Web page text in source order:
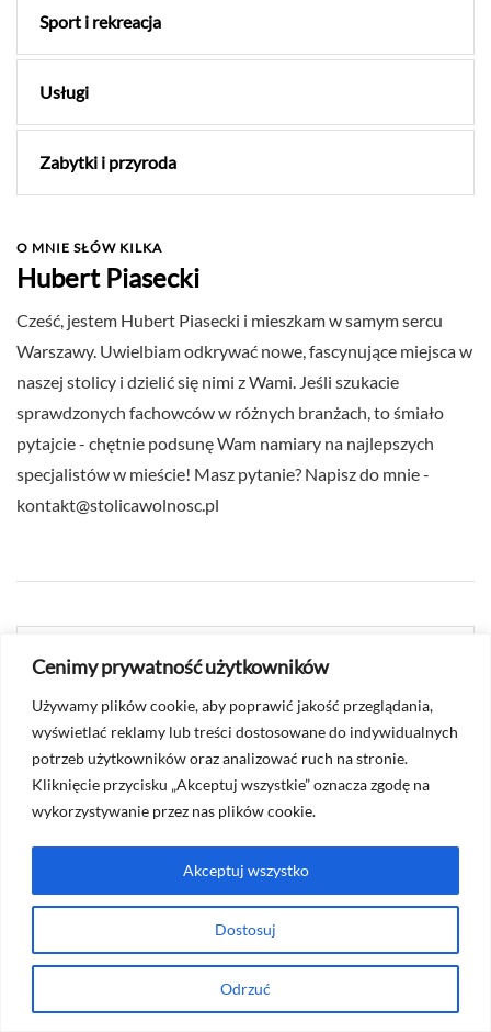
Cenimy prywatność użytkowników
Używamy plików cookie, aby poprawić jakość przeglądania,
wyświetlać reklamy lub treści dostosowane do indywidualnych
potrzeb użytkowników oraz analizować ruch na stronie.
Kliknięcie przycisku „Akceptuj wszystkie” oznacza zgodę na
wykorzystywanie przez nas plików cookie.
Dostosuj
Odrzuć
Akceptuj wszystko
Sport i rekreacja
Usługi
Zabytki i przyroda
O MNIE SŁÓW KILKA
Hubert Piasecki
Cześć, jestem Hubert Piasecki i mieszkam w samym sercu
Warszawy. Uwielbiam odkrywać nowe, fascynujące miejsca w
naszej stolicy i dzielić się nimi z Wami. Jeśli szukacie
sprawdzonych fachowców w różnych branżach, to śmiało
pytajcie - chętnie podsunę Wam namiary na najlepszych
specjalistów w mieście! Masz pytanie? Napisz do mnie -
kontakt@stolicawolnosc.pl
Poprzedni artykuł
2026-07-22
Łazienki Królewskie – ciekawostki i informacje
Następny artykuł
2026-07-23
Cynamonki w Warszawie – przewodnik po
najbardziej aromatycznych bułeczkach